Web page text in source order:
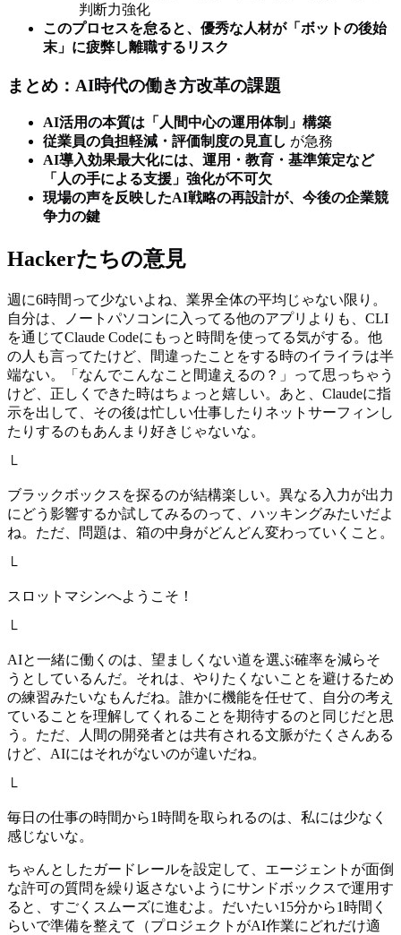
判断力強化
このプロセスを怠ると、優秀な人材が「ボットの後始
末」に疲弊し離職するリスク
まとめ：AI時代の働き方改革の課題
AI活用の本質は「人間中心の運用体制」構築
従業員の負担軽減・評価制度の見直し が急務
AI導入効果最大化には、運用・教育・基準策定など
「人の手による支援」強化が不可欠
現場の声を反映したAI戦略の再設計が、今後の企業競
争力の鍵
Hackerたちの意見
週に6時間って少ないよね、業界全体の平均じゃない限り。
自分は、ノートパソコンに入ってる他のアプリよりも、CLI
を通じてClaude Codeにもっと時間を使ってる気がする。他
の人も言ってたけど、間違ったことをする時のイライラは半
端ない。「なんでこんなこと間違えるの？」って思っちゃう
けど、正しくできた時はちょっと嬉しい。あと、Claudeに指
示を出して、その後は忙しい仕事したりネットサーフィンし
たりするのもあんまり好きじゃないな。
└
ブラックボックスを探るのが結構楽しい。異なる入力が出力
にどう影響するか試してみるのって、ハッキングみたいだよ
ね。ただ、問題は、箱の中身がどんどん変わっていくこと。
└
スロットマシンへようこそ！
└
AIと一緒に働くのは、望ましくない道を選ぶ確率を減らそ
うとしているんだ。それは、やりたくないことを避けるため
の練習みたいなもんだね。誰かに機能を任せて、自分の考え
ていることを理解してくれることを期待するのと同じだと思
う。ただ、人間の開発者とは共有される文脈がたくさんある
けど、AIにはそれがないのが違いだね。
└
毎日の仕事の時間から1時間を取られるのは、私には少なく
感じないな。
ちゃんとしたガードレールを設定して、エージェントが面倒
な許可の質問を繰り返さないようにサンドボックスで運用す
ると、すごくスムーズに進むよ。だいたい15分から1時間く
らいで準備を整えて（プロジェクトがAI作業にどれだけ適